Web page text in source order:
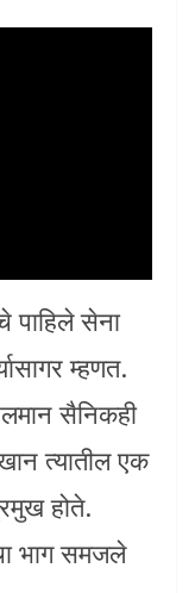
पाहिले सेना
म्हणत.
सैनिकही
त्यातील एक
होते.
भाग समजले